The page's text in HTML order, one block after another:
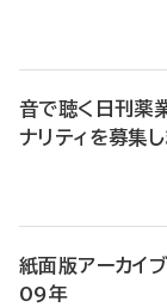
音で聴く日刊
ナリティを募集
紙面版アーカ
09年